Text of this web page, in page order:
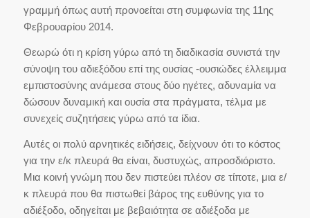
γραμμή όπως αυτή προνοείται στη συμφωνία της 11ης
Φεβρουαρίου 2014.
Θεωρώ ότι η κρίση γύρω από τη διαδικασία συνιστά την
σύνοψη του αδιεξόδου επί της ουσίας -ουσιώδες έλλειμμα
εμπιστοσύνης ανάμεσα στους δύο ηγέτες, αδυναμία να
δώσουν δυναμική και ουσία στα πράγματα, τέλμα με
συνεχείς συζητήσεις γύρω από τα ίδια.
Αυτές οι πολύ αρνητικές ειδήσεις, δείχνουν ότι το κόστος
για την ε/κ πλευρά θα είναι, δυστυχώς, απροσδιόριστο.
Μια κοινή γνώμη που δεν πιστεύει πλέον σε τίποτε, μια ε/
κ πλευρά που θα πιστωθεί βάρος της ευθύνης για το
αδιέξοδο, οδηγείται με βεβαιότητα σε αδιέξοδα με